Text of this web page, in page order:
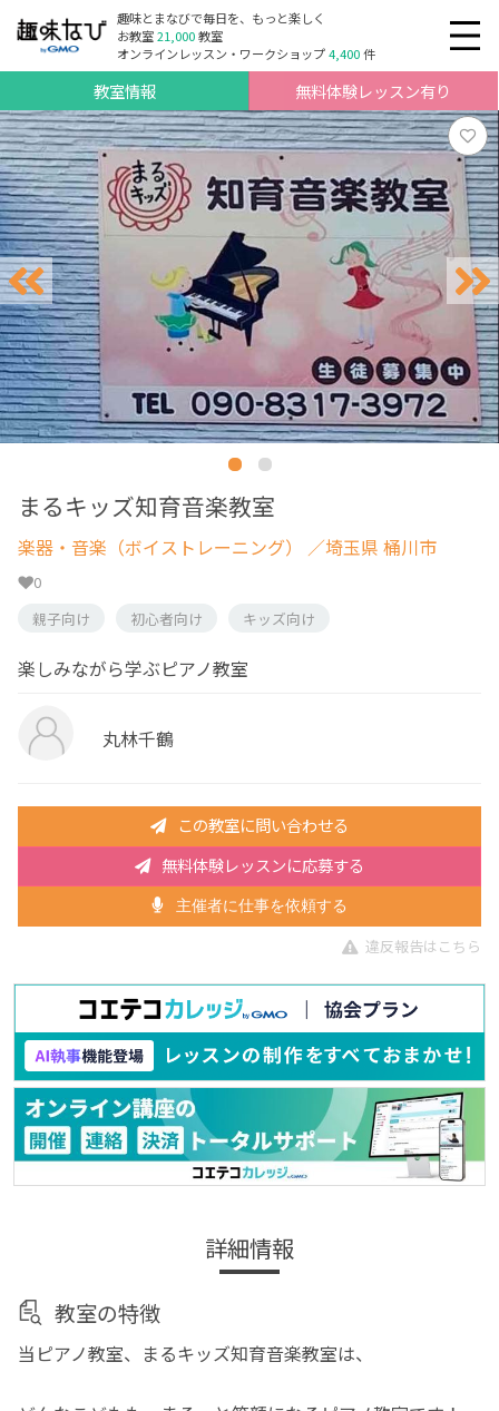
趣味とまなびで毎日を、もっと楽しく
お教室21,000教室
オンラインレッスン・ワークショップ4,400件
教室情報 無料体験レッスン有り
まるキッズ知育音楽教室
楽器・音楽（ボイストレーニング） ／埼玉県 桶川市
0
親子向け
初心者向け キッズ向け
楽しみながら学ぶピアノ教室
丸林千鶴
この教室に問い合わせる
無料体験レッスンに応募する
主催者に仕事を依頼する
違反報告はこちら
詳細情報
教室の特徴
当ピアノ教室、まるキッズ知育音楽教室は、